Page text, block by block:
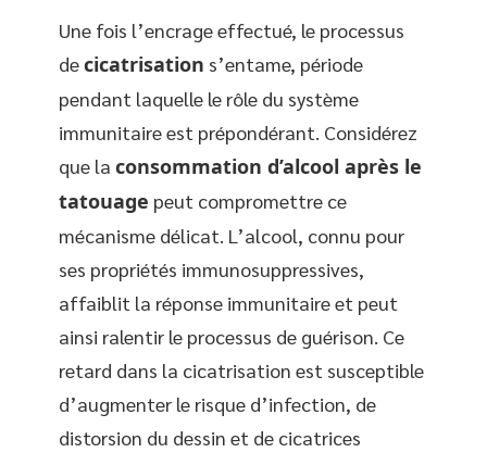
Une fois l’encrage effectué, le processus
decicatrisation s’entame, période
pendant laquelle le rôle du système
immunitaire est prépondérant. Considérez
que la consommation d’alcool après le
tatouage peut compromettre ce
mécanisme délicat. L’alcool, connu pour
ses propriétés immunosuppressives,
affaiblit la réponse immunitaire et peut
ainsi ralentir le processus de guérison. Ce
retard dans la cicatrisation est susceptible
d’augmenter le risque d’infection, de
distorsion du dessin et de cicatrices